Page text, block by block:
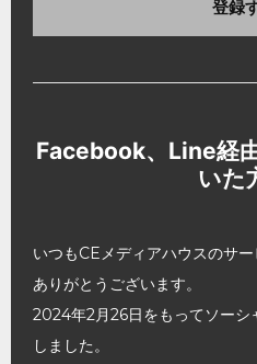
登録
Facebook、Line経
いた
いつもCEメディアハウスのサ
ありがとうございます。
2024年2月26日をもってソーシ
しました。